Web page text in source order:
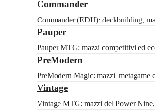
Commander
Commander (EDH): deckbuilding,
Pauper
Pauper MTG: mazzi competitivi ed
PreModern
PreModern Magic: mazzi,
Vintage
Vintage MTG: mazzi del Power